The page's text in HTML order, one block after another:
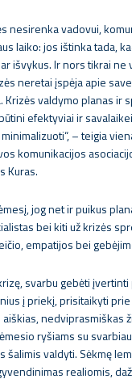
nesirenka vadovui,
laiko: jos ištinka tada,
išvykus. Ir nors tikrai ne
neretai įspėja apie
Krizės valdymo planas ir
efektyviai ir
– teigia
komunikacijos
Kuras.
jog net ir puikus
bei kiti už krizės
empatijos bei
svarbu gebėti
į priekį, prisitaikyti
nedviprasmiškas
ryšiams su
šalimis valdyti. Sėkmę
realiomis,